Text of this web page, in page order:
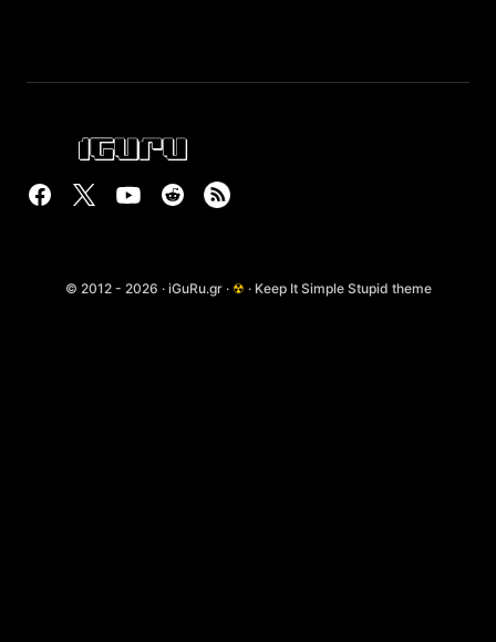
© 2012 - 2026 · iGuRu.gr · ☢ · Keep It Simple Stupid theme